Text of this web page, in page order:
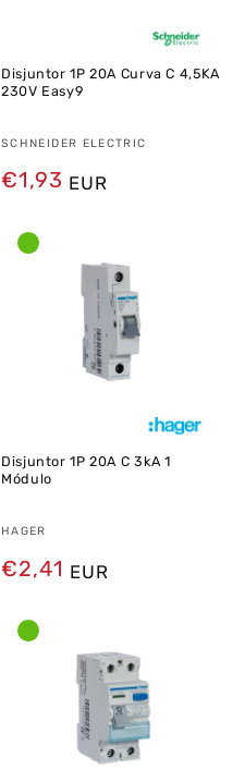
Disjuntor 1P 20A Curva C 4,5KA
230V Easy9
Fornecedor:
SCHNEIDER ELECTRIC
Preço
€1,93 EUR
Disjuntor 1P 20A C 3kA 1
Módulo
Fornecedor:
HAGER
Preço
€2,41 EUR